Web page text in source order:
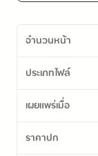
จำนวนหน้า
ประเภทไฟล์
เผยแพร่เมื่อ
ราคาปก